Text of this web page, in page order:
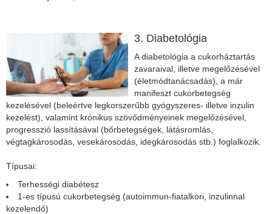
3. Diabetológia
A diabetológia a cukorháztartás
zavaraival, illetve megelőzésével
(életmódtanácsadás), a már
manifeszt cukorbetegség
kezelésével (beleértve legkorszerűbb gyógyszeres- illetve inzulin
kezelést), valamint krónikus szövődményeinek megelőzésével,
progresszió lassításával (bőrbetegségek, látásromlás,
végtagkárosodás, vesekárosodás, idegkárosodás stb.) foglalkozik.
Típusai:
Terhességi diabétesz
1-es típusú cukorbetegség (autoimmun-fiatalkori, inzulinnal
kezelendő)